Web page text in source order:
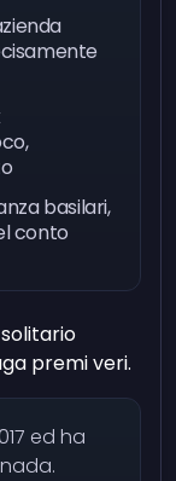
basilari,
conto
premi veri.
ed ha